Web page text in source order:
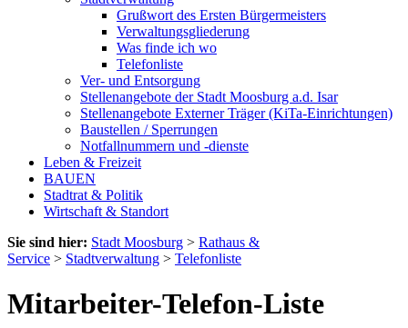
Grußwort des Ersten Bürgermeisters
Verwaltungsgliederung
Was finde ich wo
Telefonliste
Ver- und Entsorgung
Stellenangebote der Stadt Moosburg a.d. Isar
Stellenangebote Externer Träger (KiTa-Einrichtungen)
Baustellen / Sperrungen
Notfallnummern und -dienste
Leben & Freizeit
BAUEN
Stadtrat & Politik
Wirtschaft & Standort
Sie sind hier: Stadt Moosburg > Rathaus &
Service > Stadtverwaltung > Telefonliste
Mitarbeiter-Telefon-Liste